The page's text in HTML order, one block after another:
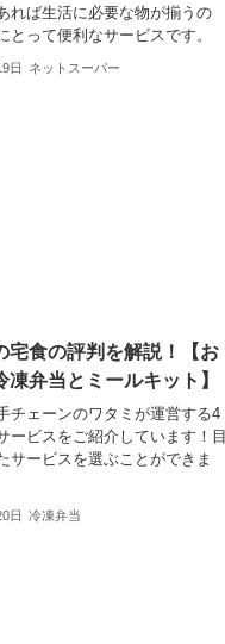
れば生活に必要な物が揃うの
とって便利なサービスです。
日 ネットスーパー
宅食の評判を解説！【お
凍弁当とミールキット】
チェーンのワタミが運営する4
ービスをご紹介しています！目
サービスを選ぶことができま
日 冷凍弁当